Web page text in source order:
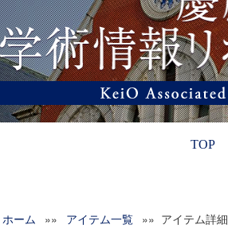
TOP
ホーム »» アイテム一覧 »» アイテム詳細